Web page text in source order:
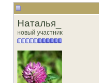
Наталья_
новый участник